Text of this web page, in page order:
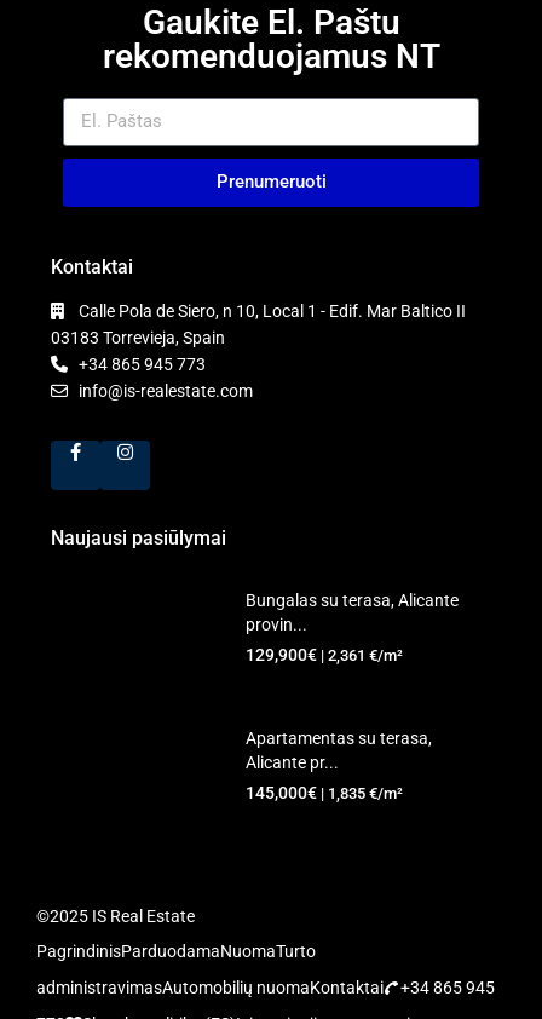
Gaukite El. Paštu
rekomenduojamus NT
Prenumeruoti
Kontaktai
Calle Pola de Siero, n 10, Local 1 - Edif. Mar Baltico II
03183 Torrevieja, Spain
+34 865 945 773
info@is-realestate.com
Naujausi pasiūlymai
Bungalas su terasa, Alicante
provin...
129,900€ | 2,361 €/m²
Apartamentas su terasa,
Alicante pr...
145,000€ | 1,835 €/m²
©2025 IS Real Estate
PagrindinisParduodamaNuomaTurto
administravimasAutomobilių nuomaKontaktai
+34 865 945